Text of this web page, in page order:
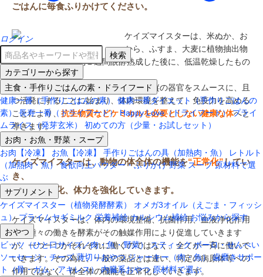
ログイン
検索
カテゴリーから探す
主食・手作りごはんの素・ドライフード
健康一番（手作りごはんの素）
健康一番ダイエット（手作りごはんの
素） 長寿一番（ドライフード） Happy Love（ドライフード） プライ
ムライス（発芽玄米）
初めての方（少量・お試しセット）
お肉・お魚・野菜・スープ
お肉【冷凍】 お魚【冷凍】 手作りごはんの具（加熱肉・魚）
レトルト
（加熱肉・魚） 食欲向上パウダー・ふりかけ 野菜 スープ 原材料で選
ぶ
サプリメント
ケイズマイスター（植物発酵酵素）
オメガ3オイル（えごま・フィッシ
ュ） プライムヤギミルク 栄養補給 カルシウム補給 お悩みから探す
おやつ
ビッツ（ひと口サイズ／肉・魚・野菜） スティック ボーロ・せんべい
ソーセージ・チーズ 薄切りおやつ ジャーキー（肉・魚） 歯磨きサポー
ト（骨・ガム・アキレス） 内臓系おやつ 原材料で選ぶ
ごはんに毎食ふりかけてください。
ケイズマイスターは、米ぬか、お
から、ふすま、大麦に植物抽出物
をブレンドして、約１週間醗酵熟成した後に、低温乾燥したもの
です。
犬猫動物の消化・吸収・燃焼・排泄の縦の器官をスムースに、且
つ活発にすることに始まり、体内環境を整えて、免疫力を高める
ことにより、 抗生物質などケミカルを必要としない健康な体へと
導きます。
ケイズマイスターは、動物の体全体の機能を“正常化”してい
き、
体質を健全化、体力を強化していきます。
ケイズマイスターは、体内の環境整備、抗菌作用、血液浄化作用
等の種々の働きを酵素がその触媒作用により促進していきます
が、一つ一つがそれぞれに働くのではなく、全てが一斉に働いて
いきます。その為に、一般の薬品とは違い、特定の病原体等への
作用ではなく、体全体の機能を正常化していきます。